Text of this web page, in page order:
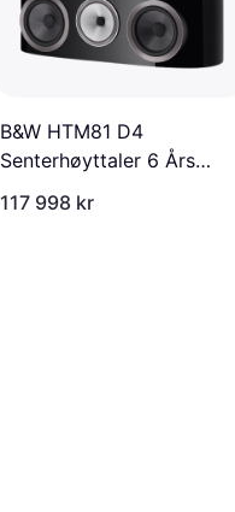
B&W HTM81 D4
Senterhøyttaler 6 Års
117 998 kr